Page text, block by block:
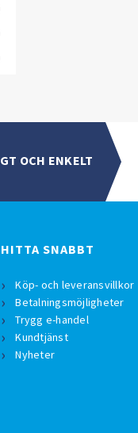
OCH ENKELT
HITTA SNABBT
Köp- och leveransvillkor
Betalningsmöjligheter
Trygg e-handel
Kundtjänst
Nyheter